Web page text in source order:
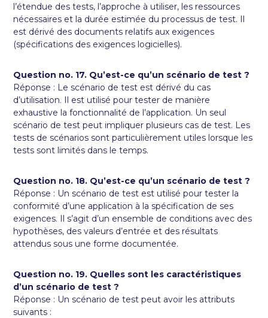
l’étendue des tests, l’approche à utiliser, les ressources
nécessaires et la durée estimée du processus de test. Il
est dérivé des documents relatifs aux exigences
(spécifications des exigences logicielles).
Question no. 17. Qu’est-ce qu’un scénario de test ?
Réponse : Le scénario de test est dérivé du cas
d’utilisation. Il est utilisé pour tester de manière
exhaustive la fonctionnalité de l’application. Un seul
scénario de test peut impliquer plusieurs cas de test. Les
tests de scénarios sont particulièrement utiles lorsque les
tests sont limités dans le temps.
Question no. 18. Qu’est-ce qu’un scénario de test ?
Réponse : Un scénario de test est utilisé pour tester la
conformité d’une application à la spécification de ses
exigences. Il s’agit d’un ensemble de conditions avec des
hypothèses, des valeurs d’entrée et des résultats
attendus sous une forme documentée.
Question no. 19. Quelles sont les caractéristiques
d’un scénario de test ?
Réponse : Un scénario de test peut avoir les attributs
suivants :